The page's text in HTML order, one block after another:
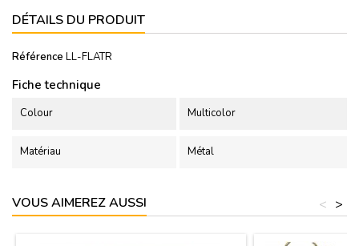
DÉTAILS DU PRODUIT
Référence LL-FLATR
Fiche technique
Colour Multicolor
Matériau Métal
VOUS AIMEREZ AUSSI >
<